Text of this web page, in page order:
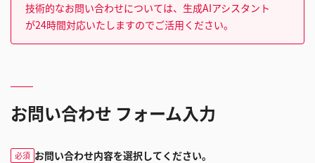
技術的なお問い合わせについては、生成AIアシスタント
が24時間対応いたしますのでご活用ください。
お問い合わせ フォーム入力
必須 お問い合わせ内容を選択してください。